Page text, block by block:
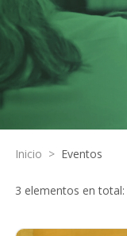
Inicio > Eventos
3 elementos en total: